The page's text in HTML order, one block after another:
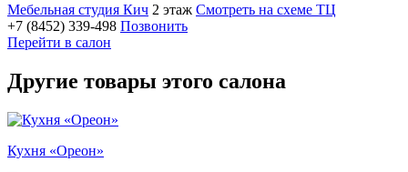
Мебельная студия Кич 2 этаж Смотреть на схеме ТЦ
+7 (8452) 339-498 Позвонить
Перейти в салон
Другие товары этого салона
Кухня «Ореон»